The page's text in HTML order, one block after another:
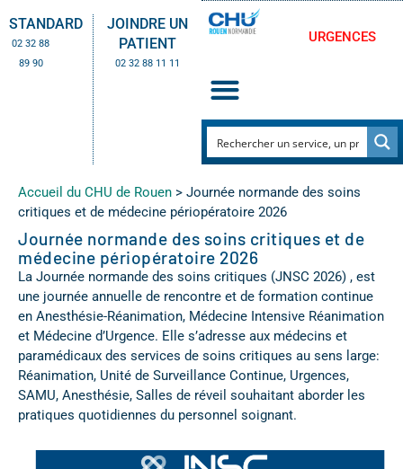
STANDARD
02 32 88
89 90
JOINDRE UN
PATIENT
02 32 88 11 11
URGENCES
Accueil du CHU de Rouen > Journée normande des soins
critiques et de médecine périopératoire 2026
Journée normande des soins critiques et de
médecine périopératoire 2026
La Journée normande des soins critiques (JNSC 2026) , est
une journée annuelle de rencontre et de formation continue
en Anesthésie-Réanimation, Médecine Intensive Réanimation
et Médecine d’Urgence. Elle s’adresse aux médecins et
paramédicaux des services de soins critiques au sens large:
Réanimation, Unité de Surveillance Continue, Urgences,
SAMU, Anesthésie, Salles de réveil souhaitant aborder les
pratiques quotidiennes du personnel soignant.